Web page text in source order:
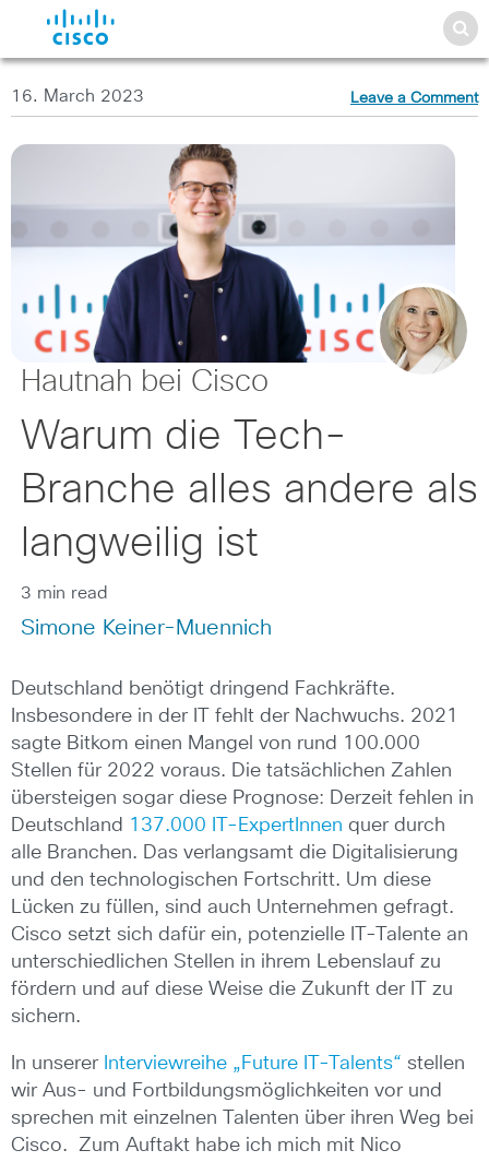
16. March 2023 Leave a Comment
Hautnah bei Cisco
Warum die Tech-
Branche alles andere als
langweilig ist
3 min read
Simone Keiner-Muennich
Deutschland benötigt dringend Fachkräfte.
Insbesondere in der IT fehlt der Nachwuchs. 2021
sagte Bitkom einen Mangel von rund 100.000
Stellen für 2022 voraus. Die tatsächlichen Zahlen
übersteigen sogar diese Prognose: Derzeit fehlen in
Deutschland 137.000 IT-ExpertInnen quer durch
alle Branchen. Das verlangsamt die Digitalisierung
und den technologischen Fortschritt. Um diese
Lücken zu füllen, sind auch Unternehmen gefragt.
Cisco setzt sich dafür ein, potenzielle IT-Talente an
unterschiedlichen Stellen in ihrem Lebenslauf zu
fördern und auf diese Weise die Zukunft der IT zu
sichern.
In unserer Interviewreihe „Future IT-Talents“ stellen
wir Aus- und Fortbildungsmöglichkeiten vor und
sprechen mit einzelnen Talenten über ihren Weg bei
Cisco. Zum Auftakt habe ich mich mit Nico